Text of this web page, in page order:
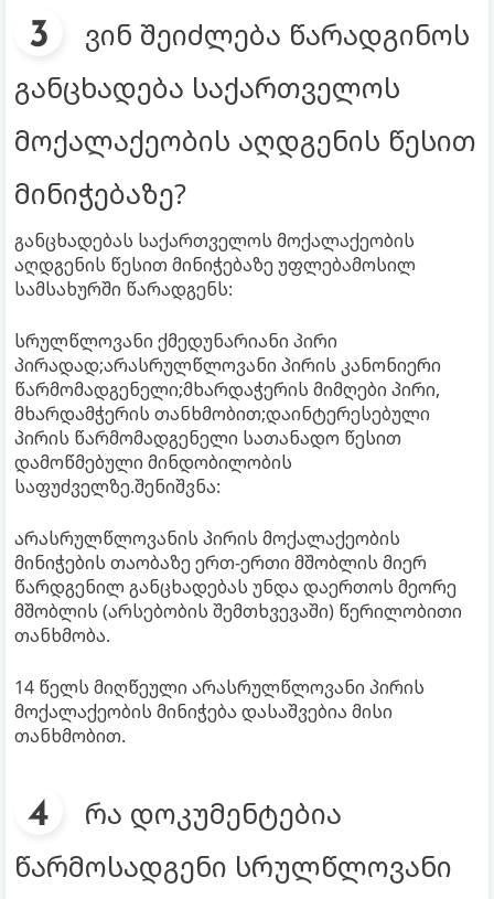
ვინ შეიძლება წარადგინოს
განცხადება საქართველოს
მოქალაქეობის აღდგენის წესით
მინიჭებაზე?
განცხადებას საქართველოს მოქალაქეობის
აღდგენის წესით მინიჭებაზე უფლებამოსილ
სამსახურში წარადგენს:
სრულწლოვანი ქმედუნარიანი პირი
პირადად;არასრულწლოვანი პირის კანონიერი
წარმომადგენელი;მხარდაჭერის მიმღები პირი,
მხარდამჭერის თანხმობით;დაინტერესებული
პირის წარმომადგენელი სათანადო წესით
დამოწმებული მინდობილობის
საფუძველზე.შენიშვნა:
არასრულწლოვანის პირის მოქალაქეობის
მინიჭების თაობაზე ერთ-ერთი მშობლის მიერ
წარდგენილ განცხადებას უნდა დაერთოს მეორე
მშობლის (არსებობის შემთხვევაში) წერილობითი
თანხმობა.
14 წელს მიღწეული არასრულწლოვანი პირის
მოქალაქეობის მინიჭება დასაშვებია მისი
თანხმობით.
რა დოკუმენტებია
წარმოსადგენი სრულწლოვანი